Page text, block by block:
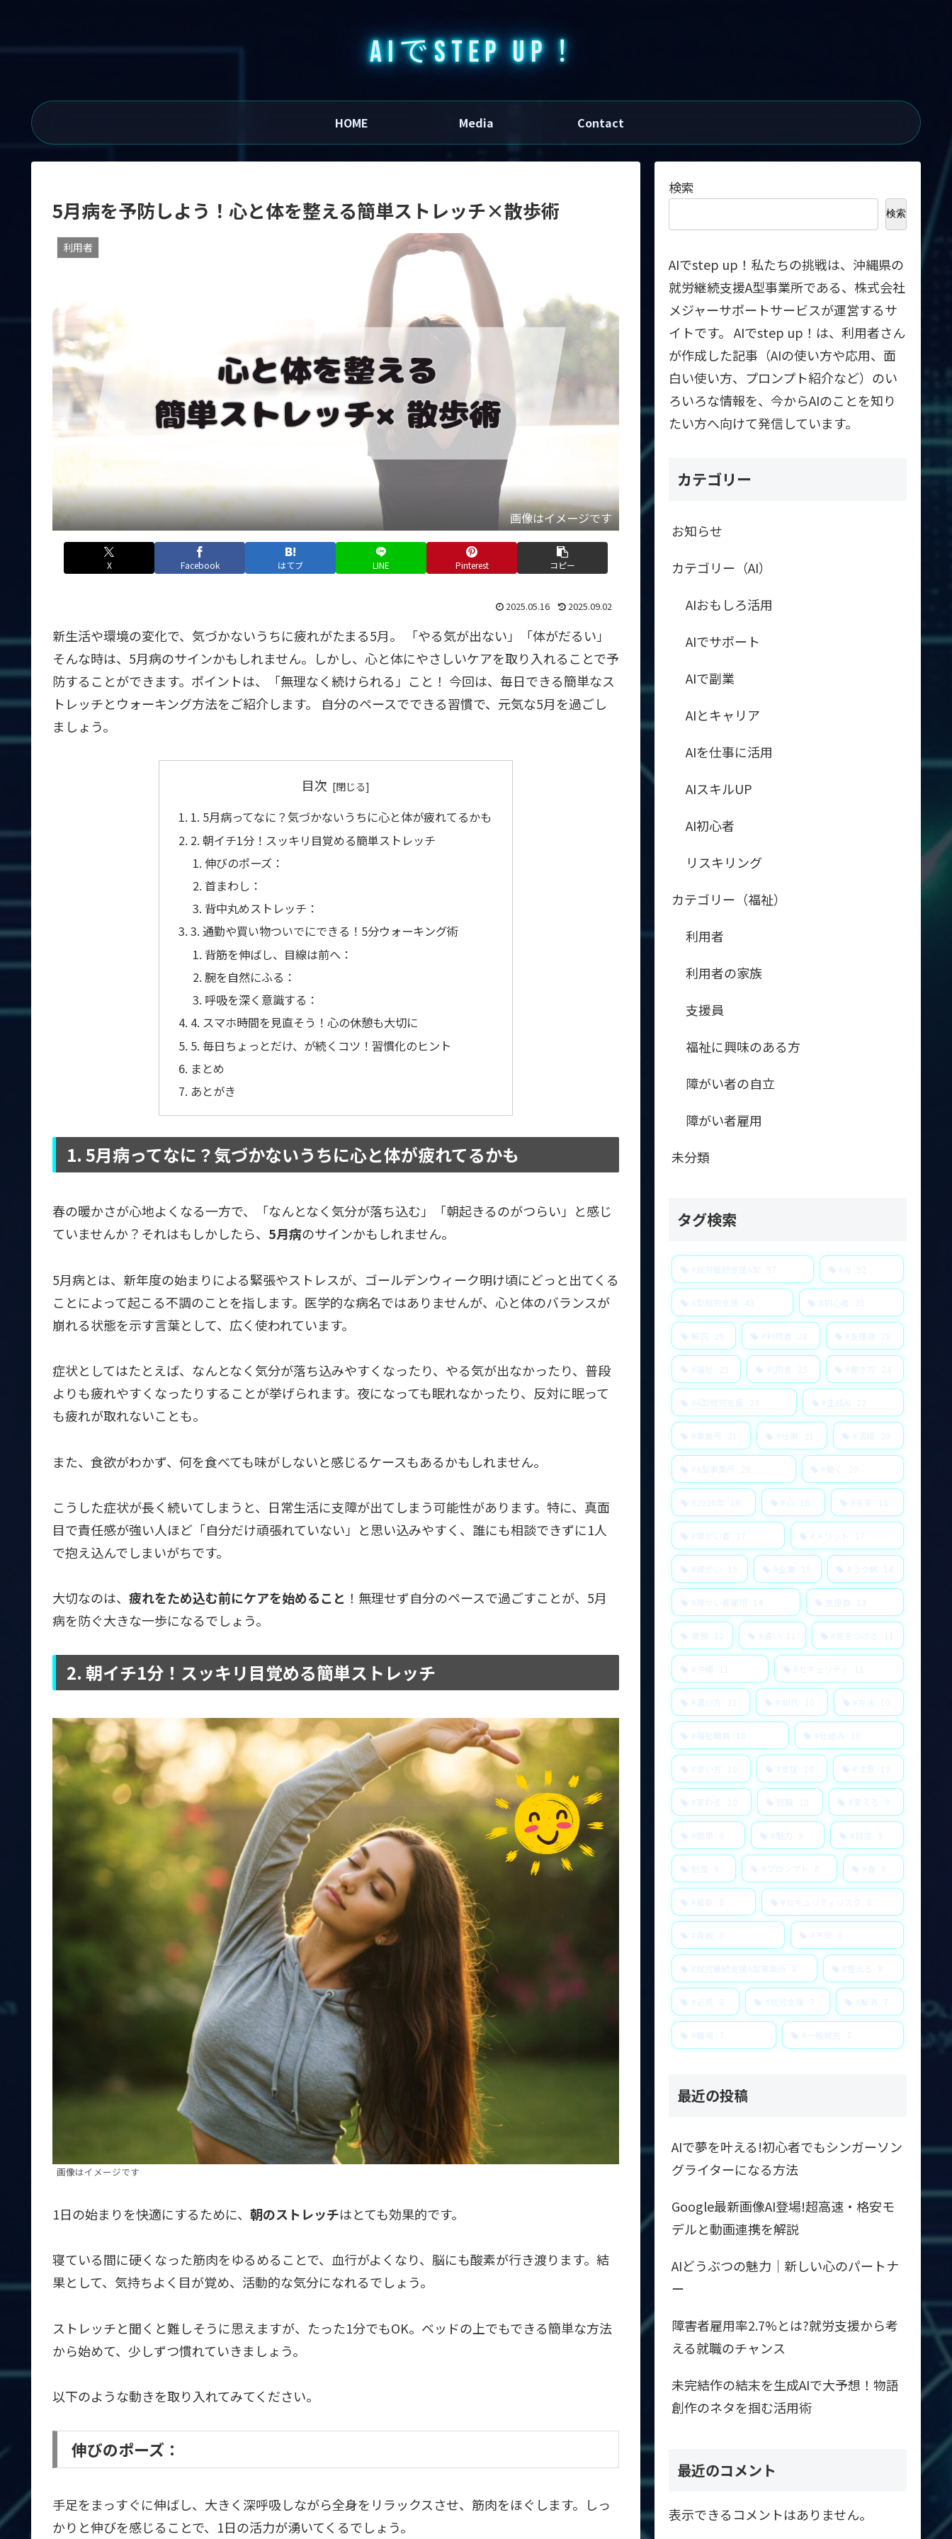
AIでSTEP UP！
HOME Media Contact
5月病を予防しよう！心と体を整える簡単ストレッチ×散歩術
利用者
画像はイメージです
X Facebook はてブ LINE Pinterest コピー
2025.05.16 2025.09.02
新生活や環境の変化で、気づかないうちに疲れがたまる5月。 「やる気が出ない」「体がだるい」
そんな時は、5月病のサインかもしれません。しかし、心と体にやさしいケアを取り入れることで予
防することができます。ポイントは、「無理なく続けられる」こと！ 今回は、毎日できる簡単なス
トレッチとウォーキング方法をご紹介します。 自分のペースでできる習慣で、元気な5月を過ごし
ましょう。
目次
1. 5月病ってなに？気づかないうちに心と体が疲れてるかも
2. 朝イチ1分！スッキリ目覚める簡単ストレッチ
伸びのポーズ：
首まわし：
背中丸めストレッチ：
3. 通勤や買い物ついでにできる！5分ウォーキング術
背筋を伸ばし、目線は前へ：
腕を自然にふる：
呼吸を深く意識する：
4. スマホ時間を見直そう！心の休憩も大切に
5. 毎日ちょっとだけ、が続くコツ！習慣化のヒント
まとめ
あとがき
1. 5月病ってなに？気づかないうちに心と体が疲れてるかも
春の暖かさが心地よくなる一方で、「なんとなく気分が落ち込む」「朝起きるのがつらい」と感じ
ていませんか？それはもしかしたら、 5月病のサインかもしれません。
5月病とは、新年度の始まりによる緊張やストレスが、ゴールデンウィーク明け頃にどっと出てくる
ことによって起こる不調のことを指します。医学的な病名ではありませんが、心と体のバランスが
崩れる状態を示す言葉として、広く使われています。
症状としてはたとえば、なんとなく気分が落ち込みやすくなったり、やる気が出なかったり、普段
よりも疲れやすくなったりすることが挙げられます。夜になっても眠れなかったり、反対に眠って
も疲れが取れないことも。
また、食欲がわかず、何を食べても味がしないと感じるケースもあるかもしれません。
こうした症状が長く続いてしまうと、日常生活に支障が出てしまう可能性があります。特に、真面
目で責任感が強い人ほど「自分だけ頑張れていない」と思い込みやすく、誰にも相談できずに1人
で抱え込んでしまいがちです。
大切なのは、 疲れをため込む前にケアを始めること ！無理せず自分のペースで過ごすことが、5月
病を防ぐ大きな一歩になるでしょう。
2. 朝イチ1分！スッキリ目覚める簡単ストレッチ
画像はイメージです
1日の始まりを快適にするために、 朝のストレッチはとても効果的です。
寝ている間に硬くなった筋肉をゆるめることで、血行がよくなり、脳にも酸素が行き渡ります。結
果として、気持ちよく目が覚め、活動的な気分になれるでしょう。
ストレッチと聞くと難しそうに思えますが、たった1分でもOK。ベッドの上でもできる簡単な方法
から始めて、少しずつ慣れていきましょう。
以下のような動きを取り入れてみてください。
伸びのポーズ：
手足をまっすぐに伸ばし、大きく深呼吸しながら全身をリラックスさせ、筋肉をほぐします。しっ
かりと伸びを感じることで、1日の活力が湧いてくるでしょう。
検索
検索
AIでstep up！私たちの挑戦は、沖縄県の
就労継続支援A型事業所である、株式会社
メジャーサポートサービスが運営するサ
イトです。 AIでstep up！は、利用者さん
が作成した記事（AIの使い方や応用、面
白い使い方、プロンプト紹介など）のい
ろいろな情報を、今からAIのことを知り
たい方へ向けて発信しています。
カテゴリー
お知らせ
カテゴリー（AI）
AIおもしろ活用
AIでサポート
AIで副業
AIとキャリア
AIを仕事に活用
AIスキルUP
AI初心者
リスキリング
カテゴリー（福祉）
利用者
利用者の家族
支援員
福祉に興味のある方
障がい者の自立
障がい者雇用
未分類
タグ検索
#就労継続支援A型 97 #AI 92
A型就労支援 43 #初心者 35
解説 29 #利用者 28 #支援員 28
#福祉 25 利用者 25 #働き方 24
#A型就労支援 23 #生成AI 22
#事業所 21 #仕事 21 #活用 20
#A型事業所 20 #働く 20
#2026年 18 #心 18 #未来 18
#障がい者 17 #メリット 17
#障がい 15 #企業 15 #うつ病 14
#障がい者雇用 14 支援員 13
業務 12 #違い 11 #気をつける 11
#沖縄 11 #セキュリティ 11
#選び方 11 #40代 10 #方法 10
#福祉職員 10 #仕組み 10
#使い方 10 #支援 10 #注意 10
#変わる 10 就職 10 #変える 9
#簡単 9 #魅力 9 #自信 9
制度 9 #プロンプト 8 #春 8
#最新 8 #セキュリティリスク 8
#脅威 8 #不安 8
#就労継続支援A型事業所 8 #整える 8
#必見 8 #就労支援 7 #解消 7
#職場 7 #一般就労 7
最近の投稿
AIで夢を叶える!初心者でもシンガーソン
グライターになる方法
Google最新画像AI登場!超高速・格安モ
デルと動画連携を解説
AIどうぶつの魅力｜新しい心のパートナ
ー
障害者雇用率2.7%とは?就労支援から考
える就職のチャンス
未完結作の結末を生成AIで大予想！物語
創作のネタを掴む活用術
最近のコメント
表示できるコメントはありません。